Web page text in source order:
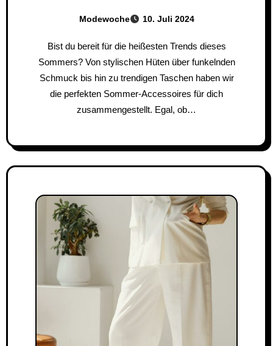
Modewoche 10. Juli 2024
Bist du bereit für die heißesten Trends dieses
Sommers? Von stylischen Hüten über funkelnden
Schmuck bis hin zu trendigen Taschen haben wir
die perfekten Sommer-Accessoires für dich
zusammengestellt. Egal, ob…